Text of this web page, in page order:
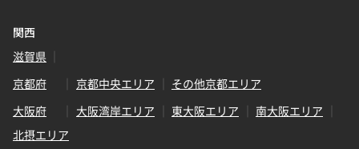
関西
滋賀県
京都府
京都中央エリア
その他京都エリア
大阪府
大阪湾岸エリア 東大阪エリア
南大阪エリア
北摂エリア